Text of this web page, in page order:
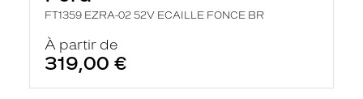
FT1359 EZRA-02 52V ECAILLE FONCE BR
À partir de
319,00 €